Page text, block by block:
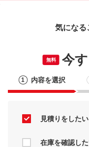
気になる
無料 今
1 内容を選択
見積りをしたい
在庫を確認し